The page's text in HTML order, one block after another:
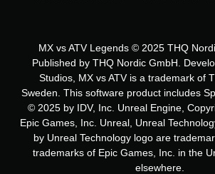
MX vs ATV Legends © 2025 THQ
Published by THQ Nordic GmbH.
Studios, MX vs ATV is a trademark of
Sweden. This software product includes
© 2025 by IDV, Inc. Unreal Engine,
Epic Games, Inc. Unreal, Unreal
by Unreal Technology logo are
trademarks of Epic Games, Inc. in the
elsewhere.